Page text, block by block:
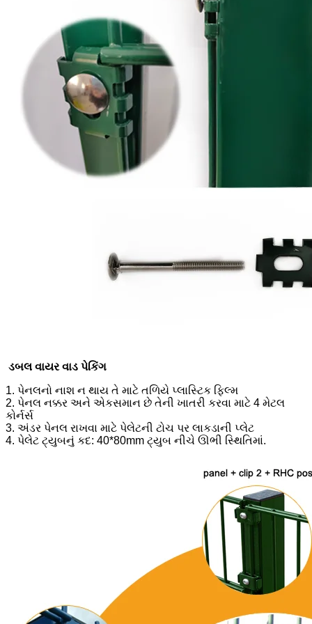
ડબલ વાયર વાડ પેકિંગ
1. પેનલનો નાશ ન થાય તે માટે તળિયે પ્લાસ્ટિક ફિલ્મ
2. પેનલ નક્કર અને એકસમાન છે તેની ખાતરી કરવા માટે 4 મેટલ
કોર્નર્સ
3. અંડર પેનલ રાખવા માટે પેલેટની ટોચ પર લાકડાની પ્લેટ
4. પેલેટ ટ્યુબનું કદ: 40*80mm ટ્યુબ નીચે ઊભી સ્થિતિમાં.